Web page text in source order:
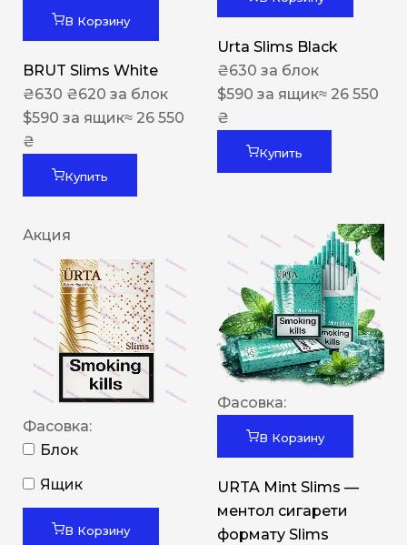
В Корзину
BRUT Slims White
₴630 ₴620 за блок
$590 за ящик≈ 26 550
₴
Купить
Urta Slims Black
₴630 за блок
$590 за ящик≈ 26 550
₴
Купить
Акция
Фасовка:
Блок
Ящик
В Корзину
Фасовка:
В Корзину
URTA Mint Slims —
ментол сигарети
формату Slims